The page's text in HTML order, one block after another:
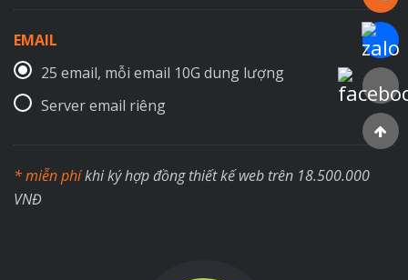
Chat
EMAIL
25 email, mỗi email 10G dung lượng
Server email riêng
* miễn phíkhi ký hợp đồng thiết kế web trên 18.500.000
VNĐ